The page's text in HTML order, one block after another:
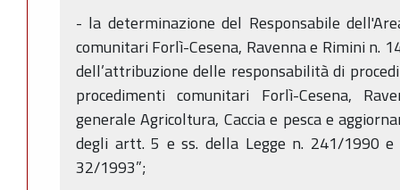
- la determinazione del Responsabile
comunitari Forlì-Cesena, Ravenna e Rimini n.
dell’attribuzione delle responsabilità di
procedimenti comunitari Forlì-Cesena,
generale Agricoltura, Caccia e pesca e
degli artt. 5 e ss. della Legge n. 241/1990
32/1993”;